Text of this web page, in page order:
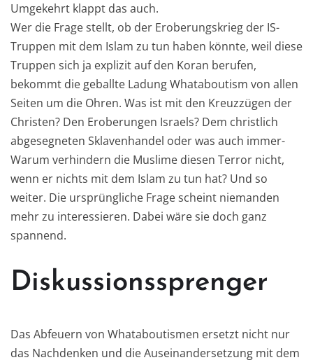
Umgekehrt klappt das auch.
Wer die Frage stellt, ob der Eroberungskrieg der IS-
Truppen mit dem Islam zu tun haben könnte, weil diese
Truppen sich ja explizit auf den Koran berufen,
bekommt die geballte Ladung Whataboutism von allen
Seiten um die Ohren. Was ist mit den Kreuzzügen der
Christen? Den Eroberungen Israels? Dem christlich
abgesegneten Sklavenhandel oder was auch immer-
Warum verhindern die Muslime diesen Terror nicht,
wenn er nichts mit dem Islam zu tun hat? Und so
weiter. Die ursprüngliche Frage scheint niemanden
mehr zu interessieren. Dabei wäre sie doch ganz
spannend.
Diskussionssprenger
Das Abfeuern von Whataboutismen ersetzt nicht nur
das Nachdenken und die Auseinandersetzung mit dem